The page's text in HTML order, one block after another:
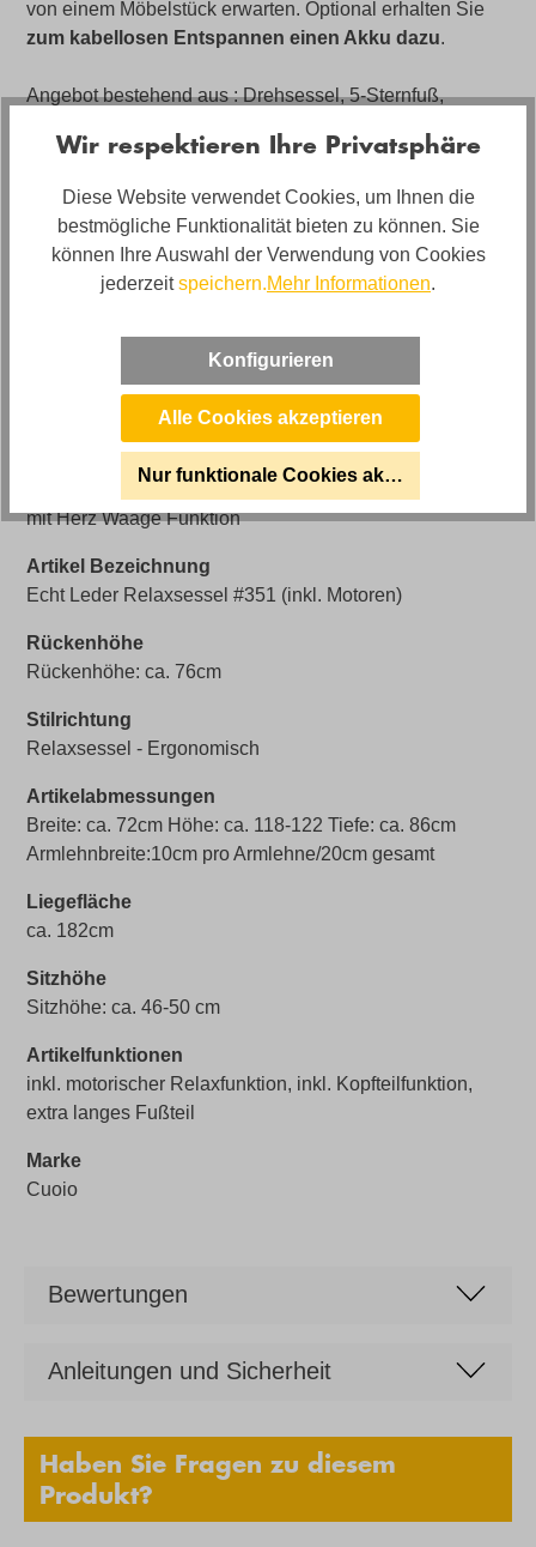
von einem Möbelstück erwarten. Optional erhalten Sie
zum kabellosen Entspannen einen Akku dazu.
Angebot bestehend aus : Drehsessel, 5-Sternfuß,
und Kopfteilverstellung (manuell/motorisch)
Artikelnummer
05970302WW.11
Belastbarkeit
mit Herz Waage Funktion
Artikel Bezeichnung
Echt Leder Relaxsessel #351 (inkl. Motoren)
Rückenhöhe
Rückenhöhe: ca. 76cm
Stilrichtung
Relaxsessel - Ergonomisch
Artikelabmessungen
Breite: ca. 72cm Höhe: ca. 118-122 Tiefe: ca. 86cm
Armlehnbreite:10cm pro Armlehne/20cm gesamt
Liegefläche
ca. 182cm
Sitzhöhe
Sitzhöhe: ca. 46-50 cm
Artikelfunktionen
inkl. motorischer Relaxfunktion, inkl. Kopfteilfunktion,
extra langes Fußteil
Marke
Cuoio
Bewertungen
Anleitungen und Sicherheit
Haben Sie Fragen zu diesem
Produkt?
Wir respektieren Ihre Privatsphäre
Diese Website verwendet Cookies, um Ihnen die
bestmögliche Funktionalität bieten zu können. Sie
können Ihre Auswahl der Verwendung von Cookies
jederzeitspeichern.Mehr Informationen.
Konfigurieren
Alle Cookies akzeptieren
Nur funktionale Cookies akzeptieren